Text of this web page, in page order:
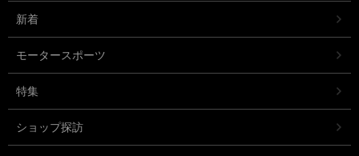
新着
モータースポーツ
特集
ショップ探訪